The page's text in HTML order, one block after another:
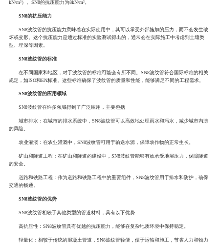
kN/m²）。SN8的抗压能力为8kN/m²。
SN8的抗压能力
SN8波纹管的抗压能力意味着在实际使用中，其可以承受外部施加的压力，而不会发生破
坏或变形。这个抗压能力是通过标准的实验测试得出的，通常会在实际施工中考虑到土壤类
型、埋深等因素。
SN8波纹管的标准
在不同国家和地区，对于波纹管的标准可能会有所不同。SN8波纹管符合国际标准的相关
规定，如ISO和EN标准。这些标准确保了波纹管的质量和性能，能够满足不同的工程需求。
SN8波纹管的应用领域
SN8波纹管在许多领域得到了广泛应用，主要包括
城市排水：在城市的排水系统中，SN8波纹管可以高效地处理雨水和污水，减少城市内涝
的风险。
农业灌溉：在农业灌溉中，SN8波纹管可用于输送水源，保障农作物的正常生长。
矿山和隧道工程：在矿山和隧道的建设中，SN8波纹管能够有效承受地层压力，保障隧道
的安全。
道路和铁路工程：作为道路和铁路工程中的重要组件，SN8波纹管用于排水和防护，确保
交通的畅通。
SN8波纹管的优势
SN8波纹管相较于其他类型的管道材料，具有以下优势
高抗压性：SN8波纹管具有优越的抗压能力，能够在复杂地质环境中保持稳定。
轻量化：相较于传统的混凝土管道，SN8波纹管轻便，便于运输和施工，节省人力和物力